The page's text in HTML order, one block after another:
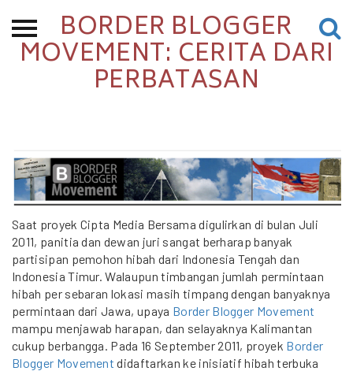
Beranda
Etalase
Proyek Terdahulu
Kredit Web-site
BORDER BLOGGER
MOVEMENT: CERITA DARI
PERBATASAN
Saat proyek Cipta Media Bersama digulirkan di bulan Juli
2011, panitia dan dewan juri sangat berharap banyak
partisipan pemohon hibah dari Indonesia Tengah dan
Indonesia Timur. Walaupun timbangan jumlah permintaan
hibah per sebaran lokasi masih timpang dengan banyaknya
permintaan dari Jawa, upaya Border Blogger Movement
mampu menjawab harapan, dan selayaknya Kalimantan
cukup berbangga. Pada 16 September 2011, proyek Border
Blogger Movement didaftarkan ke inisiatif hibah terbuka